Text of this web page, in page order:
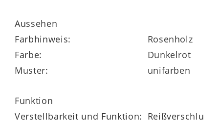
beliebt. Die Luxus-Satin-Bettwäsche
Sempre gibt es in verschiedenen Farben
und Größen. Ein praktischer
Reißverschluss erleichtert Ihnen die
mercerisierter Baumwolle.
Aussehen
Farbhinweis:
Rosenholz
Farbe:
Dunkelrot
Muster:
unifarben
Funktion
Verstellbarkeit und Funktion: Reißverschlu